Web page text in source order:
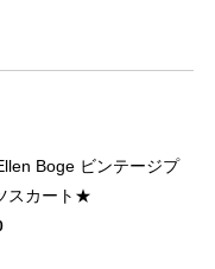
Boge ビンテージプ
スカート★